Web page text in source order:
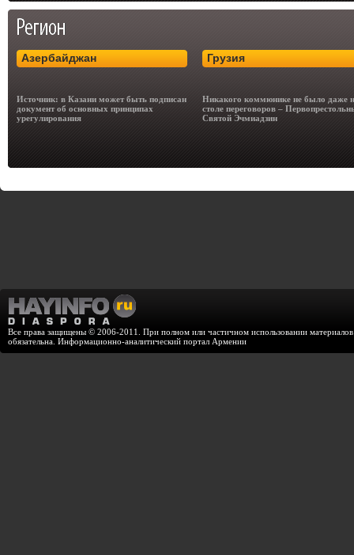
Азербайджан
Источник: в Казани может быть подписан
документ об основных принципах
урегулирования
Грузия
Никакого коммюнике не было даже
столе переговоров –
Святой Эчмиадзин
Все права защищены © 2006-2011. При полном или частичном использовании
обязательна. Информационно-аналитический портал Армении